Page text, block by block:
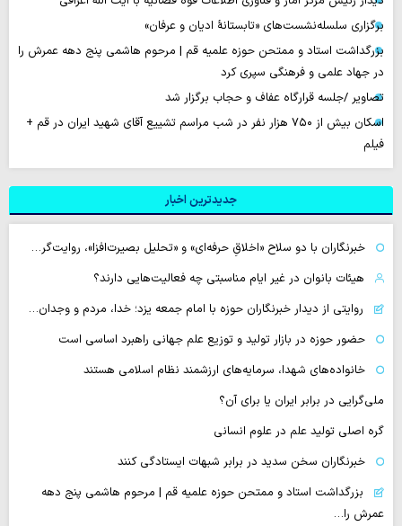
برگزاری سلسله‌نشست‌های «تابستانهٔ ادیان و عرفان»
بزرگداشت استاد و ممتحن حوزه علمیه قم | مرحوم هاشمی پنج دهه عمرش را
در جهاد علمی و فرهنگی سپری کرد
تصاویر /جلسه قرارگاه عفاف و حجاب برگزار شد
اسکان بیش از ۷۵۰ هزار نفر در شب مراسم تشییع آقای شهید ایران در قم +
فیلم
جدیدترین اخبار
خبرنگاران با دو سلاح «اخلاقِ حرفه‌ای» و «تحلیل بصیرت‌افزا»، روایت‌گر…
هیئات بانوان در غیر ایام مناسبتی چه فعالیت‌هایی دارند؟
روایتی از دیدار خبرنگاران حوزه با امام جمعه یزد؛ خدا، مردم و وجدان…
حضور حوزه در بازار تولید و توزیع علم جهانی راهبرد اساسی است
خانواده‌های شهدا، سرمایه‌های ارزشمند نظام اسلامی هستند
ملی‌گرایی در برابر ایران یا برای آن؟
گره اصلی تولید علم در علوم انسانی
خبرنگاران سخن سدید در برابر شبهات ایستادگی کنند
بزرگداشت استاد و ممتحن حوزه علمیه قم | مرحوم هاشمی پنج دهه
عمرش را…